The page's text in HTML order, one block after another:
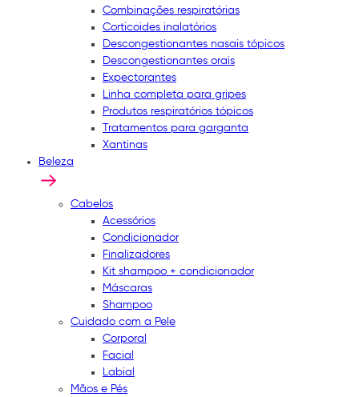
Combinações respiratórias
Corticoides inalatórios
Descongestionantes nasais tópicos
Descongestionantes orais
Expectorantes
Linha completa para gripes
Produtos respiratórios tópicos
Tratamentos para garganta
Xantinas
Beleza
Cabelos
Acessórios
Condicionador
Finalizadores
Kit shampoo + condicionador
Máscaras
Shampoo
Cuidado com a Pele
Corporal
Facial
Labial
Mãos e Pés